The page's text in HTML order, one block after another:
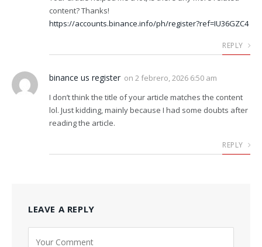
content? Thanks!
https://accounts.binance.info/ph/register?ref=IU36GZC4
REPLY
binance us register on 2 febrero, 2026 6:50 am
I don’t think the title of your article matches the content
lol. Just kidding, mainly because I had some doubts after
reading the article.
REPLY
LEAVE A REPLY